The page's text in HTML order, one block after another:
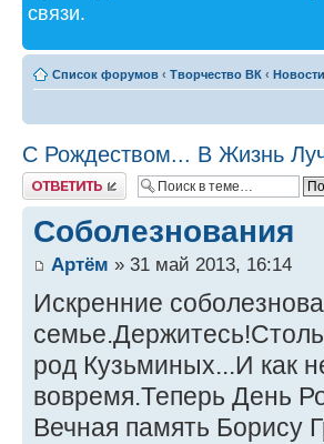
связи.
Список форумов ‹ Творчество ВК ‹
С Рождеством... В Жизнь
Ответить
Соболезнования
Артём » 31 май 2013, 16:14
Искренние
род Кузьминых...И как
вовремя.Теперь День
Вечная память Борису